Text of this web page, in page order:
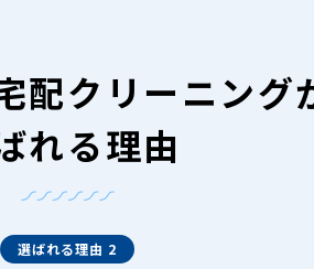
配クリーニング
れる理由
選ばれる理由 2